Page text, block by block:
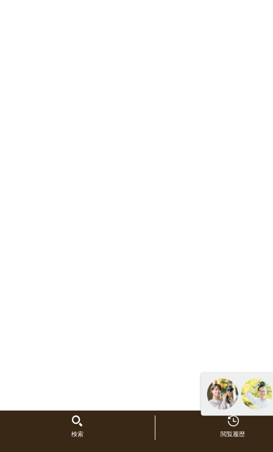
検索 閲覧履歴